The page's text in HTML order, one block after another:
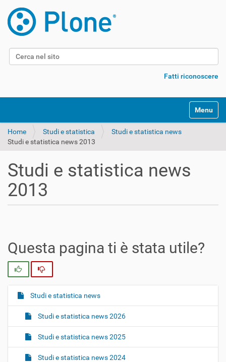
Cerca nel sito
Fatti riconoscere
Alterna
Home Studi e statistica
Studi e statistica news
Studi e statistica news 2013
Studi e statistica news
2013
Questa pagina ti è stata utile?
N
g
Studi e statistica news
Studi e statistica news 2026
Studi e statistica news 2025
Studi e statistica news 2024